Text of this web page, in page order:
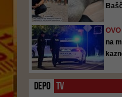
na
DEPO TV